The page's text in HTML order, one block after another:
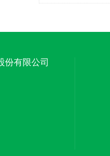
份有限公司